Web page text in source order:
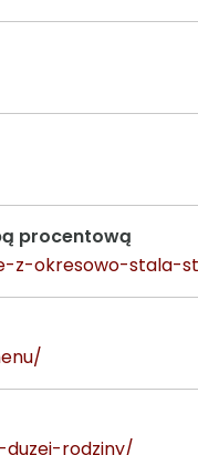
procentową
z-okresowo-stala-
rodziny/